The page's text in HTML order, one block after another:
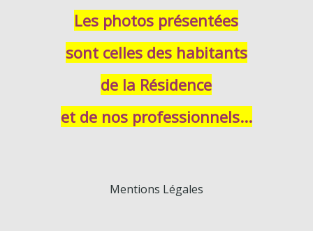
Les photos présentées
sont celles des habitants
de la Résidence
et de nos professionnels...
Mentions Légales